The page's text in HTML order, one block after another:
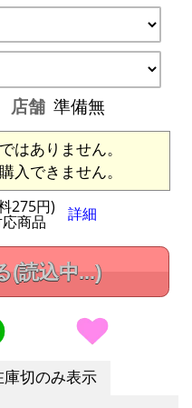
店舗 準備無
はありません。
入できません。
275円)
商品 詳細
(読込中...)
庫切のみ表示